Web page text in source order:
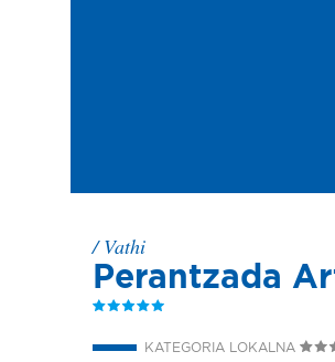
/Vathi
Perantzada
KATEGORIA LOKALNA